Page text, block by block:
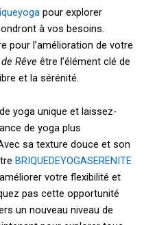
pour explorer
à vos besoins.
pour l’amélioration de votre
Rêve être l’élément clé de
et la sérénité.
yoga unique et laissez-
de yoga plus
sa texture douce et son
BRIQUEDEYOGASERENITE
votre flexibilité et
pas cette opportunité
un nouveau niveau de